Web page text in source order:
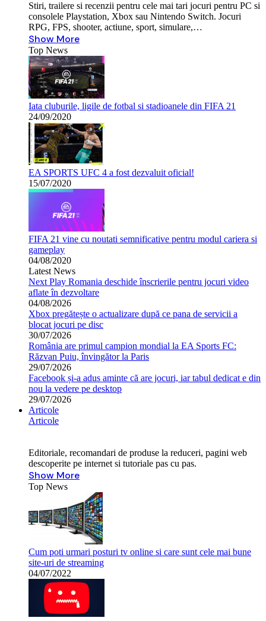
Stiri, trailere si recenzii pentru cele mai tari jocuri pentru PC si
consolele Playstation, Xbox sau Nintendo Switch. Jocuri
RPG, FPS, shooter, actiune, sport, simulare,…
Show More
Top News
Iata cluburile, ligile de fotbal si stadioanele din FIFA 21
24/09/2020
EA SPORTS UFC 4 a fost dezvaluit oficial!
15/07/2020
FIFA 21 vine cu noutati semnificative pentru modul cariera si
gameplay
04/08/2020
Latest News
Next Play Romania deschide înscrierile pentru jocuri video
aflate în dezvoltare
04/08/2026
Xbox pregătește o actualizare după ce pana de servicii a
blocat jocuri pe disc
30/07/2026
România are primul campion mondial la EA Sports FC:
Răzvan Puiu, învingător la Paris
29/07/2026
Facebook și-a adus aminte că are jocuri, iar tabul dedicat e din
nou la vedere pe desktop
29/07/2026
Articole
Articole
Editoriale, recomandari de produse la reduceri, pagini web
descoperite pe internet si tutoriale pas cu pas.
Show More
Top News
Cum poti urmari posturi tv online si care sunt cele mai bune
site-uri de streaming
04/07/2022